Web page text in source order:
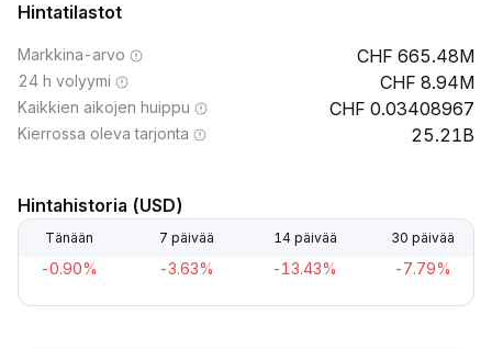
Hintatilastot
Markkina-arvo 665.48M
24 h volyymi 8.94M
Kaikkien aikojen huippu 0.03408967
Kierrossa oleva tarjonta 25.21B
Hintahistoria (USD)
Tänään 7 päivää 14 päivää 30 päivää
-0.90% -3.63% -13.43% -7.79%